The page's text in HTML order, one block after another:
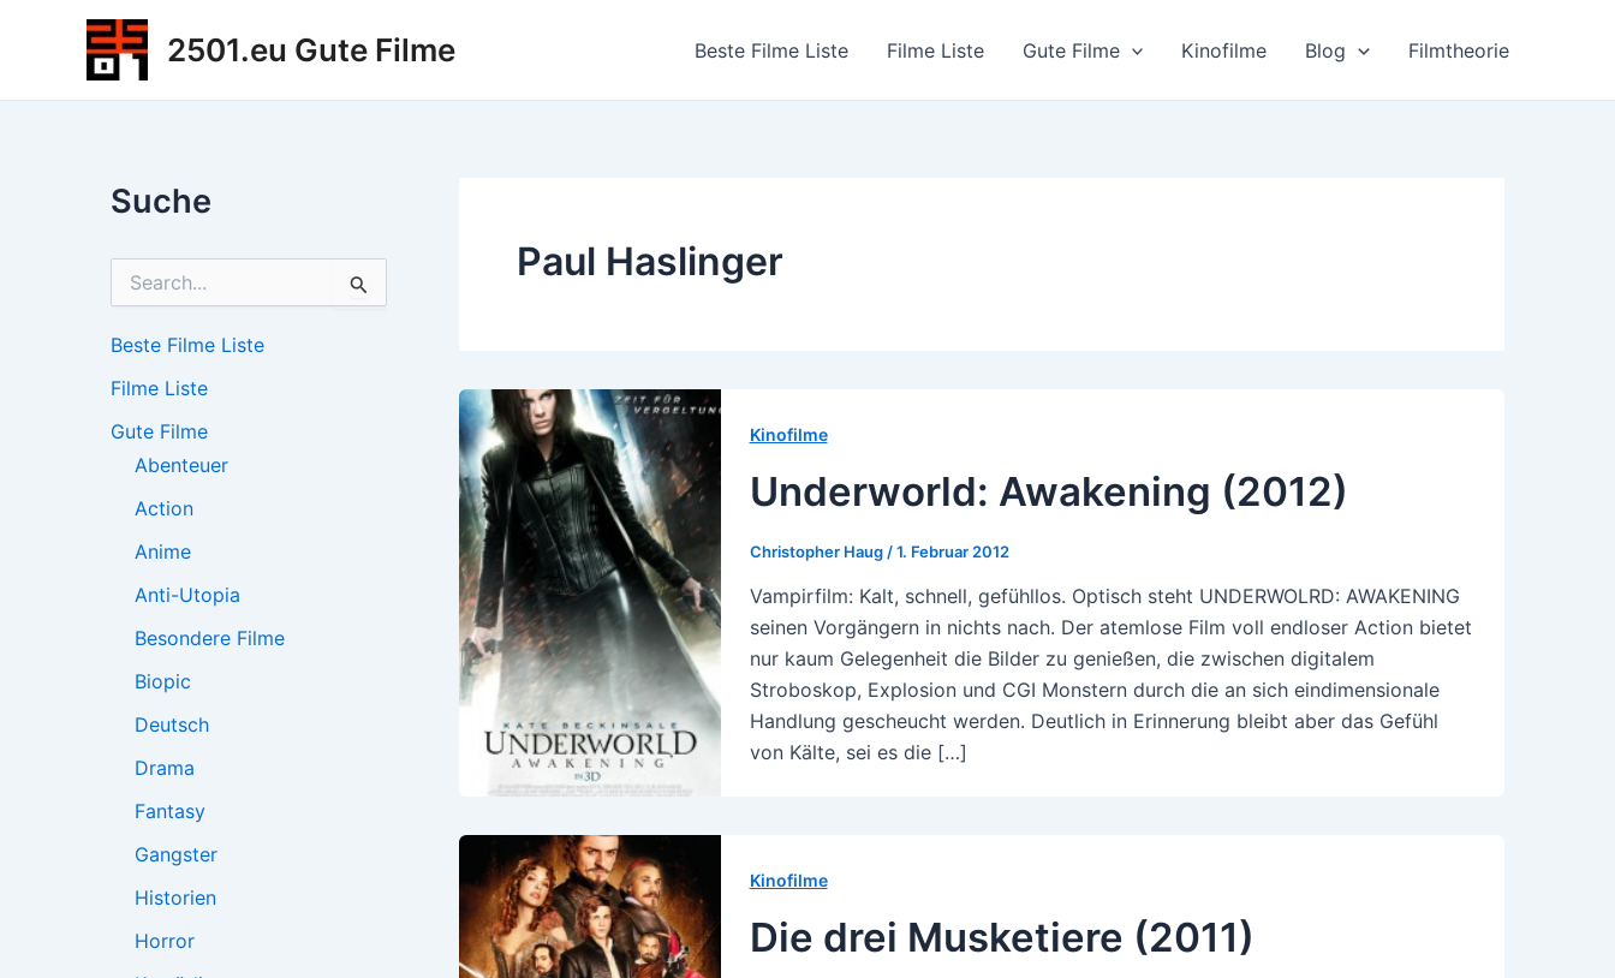
2501.eu Gute Filme Beste Filme Liste Filme Liste Gute Filme Kinofilme Blog Filmtheorie
Suche
h
n
a
Beste Filme Liste
Filme Liste
Gute Filme
Abenteuer
Action
Anime
Anti-Utopia
Besondere Filme
Biopic
Deutsch
Drama
Fantasy
Gangster
Historien
Horror
Paul Haslinger
Kinofilme
Underworld: Awakening (2012)
Christopher Haug /1. Februar 2012
Vampirfilm: Kalt, schnell, gefühllos. Optisch steht UNDERWOLRD: AWAKENING
seinen Vorgängern in nichts nach. Der atemlose Film voll endloser Action bietet
nur kaum Gelegenheit die Bilder zu genießen, die zwischen digitalem
Stroboskop, Explosion und CGI Monstern durch die an sich eindimensionale
Handlung gescheucht werden. Deutlich in Erinnerung bleibt aber das Gefühl
von Kälte, sei es die […]
Kinofilme
Die drei Musketiere (2011)